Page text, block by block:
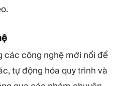
các công nghệ mới nổi để
tự động hóa quy trình và